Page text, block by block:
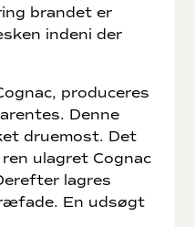
brandet er
indeni der
produceres
Denne
druemost. Det
ulagret Cognac
lagres
En udsøgt